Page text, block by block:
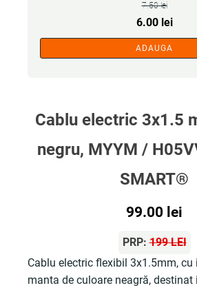
7.50lei
Prețul
inițial
a
6.00 leiPrețul
este:
ADAUGA
Cablu electric 3x1.5
negru, MYYM /
SMART®
99.00 lei
PRP:199 LEI
Cablu electric flexibil 3x1.5mm, cu
manta de culoare neagră,